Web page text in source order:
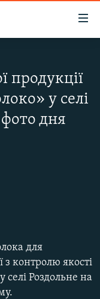
продукції
у селі
дня
для
з контролю якості
Роздольне на